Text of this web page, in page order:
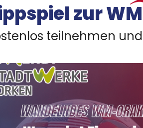
zur WM
teilnehmen
Downloads
Alles zur
Fragen & Antworten